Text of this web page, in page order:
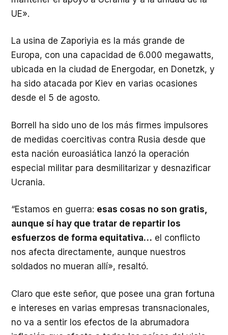
UE».
La usina de Zaporiyia es la más grande de
Europa, con una capacidad de 6.000 megawatts,
ubicada en la ciudad de Energodar, en Donetzk, y
ha sido atacada por Kiev en varias ocasiones
desde el 5 de agosto.
Borrell ha sido uno de los más firmes impulsores
de medidas coercitivas contra Rusia desde que
esta nación euroasiática lanzó la operación
especial militar para desmilitarizar y desnazificar
Ucrania.
“Estamos en guerra: esas cosas no son gratis,
aunque sí hay que tratar de repartir los
esfuerzos de forma equitativa… el conflicto
nos afecta directamente, aunque nuestros
soldados no mueran allí», resaltó.
Claro que este señor, que posee una gran fortuna
e intereses en varias empresas transnacionales,
no va a sentir los efectos de la abrumadora